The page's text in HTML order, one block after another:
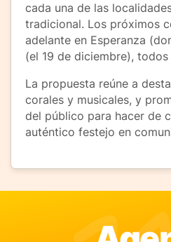
cada una de las
tradicional. Los próximos
adelante en Esperanza
(el 19 de diciembre),
La propuesta reúne a
corales y musicales, y
del público para hacer de
auténtico festejo en